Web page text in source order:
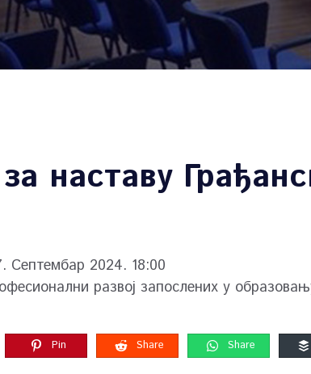
наставу
Септембар 2024. 18:00
развој запослених у
Pin Share Share